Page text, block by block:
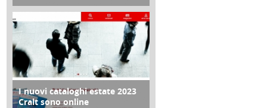
21 Novembre 2023
CONTRO COPERTINA
I nuovi cataloghi estate 2023
Cralt sono online